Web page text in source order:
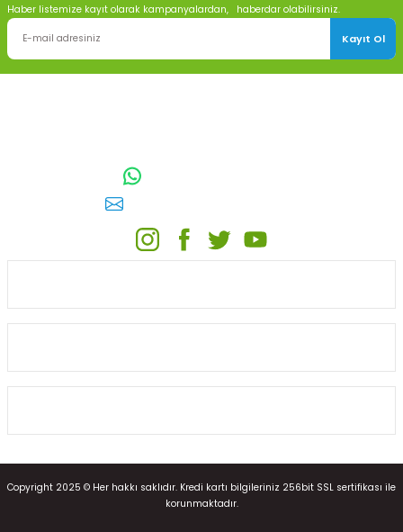
Haber listemize kayıt olarak kampanyalardan, haberdar olabilirsiniz.
Kayıt Ol
Copyright 2025 © Her hakkı saklıdır. Kredi kartı bilgileriniz 256bit SSL sertifikası ile
korunmaktadır.